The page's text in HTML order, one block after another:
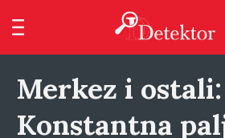
Merkez i ostali:
Konstantna